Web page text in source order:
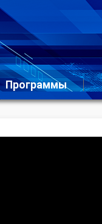
Программы